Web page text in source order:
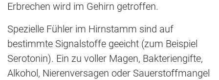
Erbrechen wird im Gehirn getroffen.
Spezielle Fühler im Hirnstamm sind auf
bestimmte Signalstoffe geeicht (zum Beispiel
Serotonin). Ein zu voller Magen, Bakteriengifte,
Alkohol, Nierenversagen oder Sauerstoffmangel